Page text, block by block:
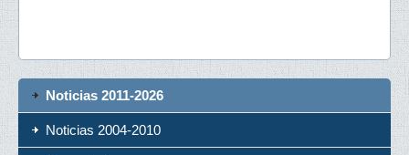
Noticias 2011-2026
Noticias 2004-2010